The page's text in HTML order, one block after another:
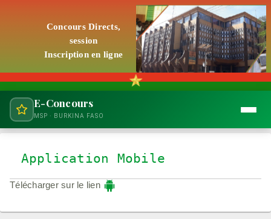
Concours Directs,
session
Inscription en ligne
E-Concours
MSP · BURKINA FASO
Application Mobile
Télécharger sur le lien